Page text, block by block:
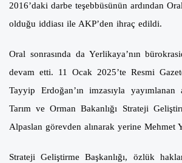
2016’daki darbe teşebbüsünün ardından
olduğu iddiası ile AKP’den ihraç edildi.
Oral sonrasında da Yerlikaya’nın
devam etti. 11 Ocak 2025’te Resmi
Tayyip Erdoğan’ın imzasıyla yayımlanan
Tarım ve Orman Bakanlığı Strateji
Alpaslan görevden alınarak yerine Mehmet
Strateji Geliştirme Başkanlığı, özlük